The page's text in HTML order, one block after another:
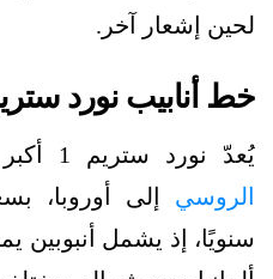
لحين إشعار آخر.
خط أنابيب نورد
يُعدّ نورد ستريم 1 أكبر خط أنابيب لنقل
الروسي
سنويًا، إذ يشمل أنبوبين